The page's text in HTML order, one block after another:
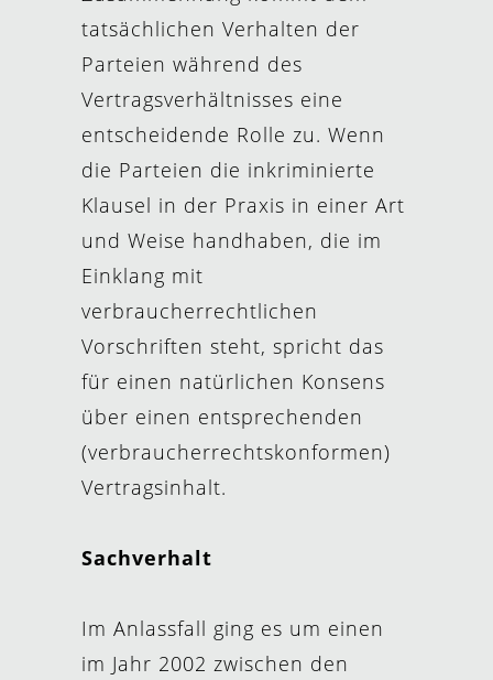
tatsächlichen Verhalten der
Parteien während des
Vertragsverhältnisses eine
entscheidende Rolle zu. Wenn
die Parteien die inkriminierte
Klausel in der Praxis in einer Art
und Weise handhaben, die im
Einklang mit
verbraucherrechtlichen
Vorschriften steht, spricht das
für einen natürlichen Konsens
über einen entsprechenden
(verbraucherrechtskonformen)
Vertragsinhalt.
Sachverhalt
Im Anlassfall ging es um einen
im Jahr 2002 zwischen den